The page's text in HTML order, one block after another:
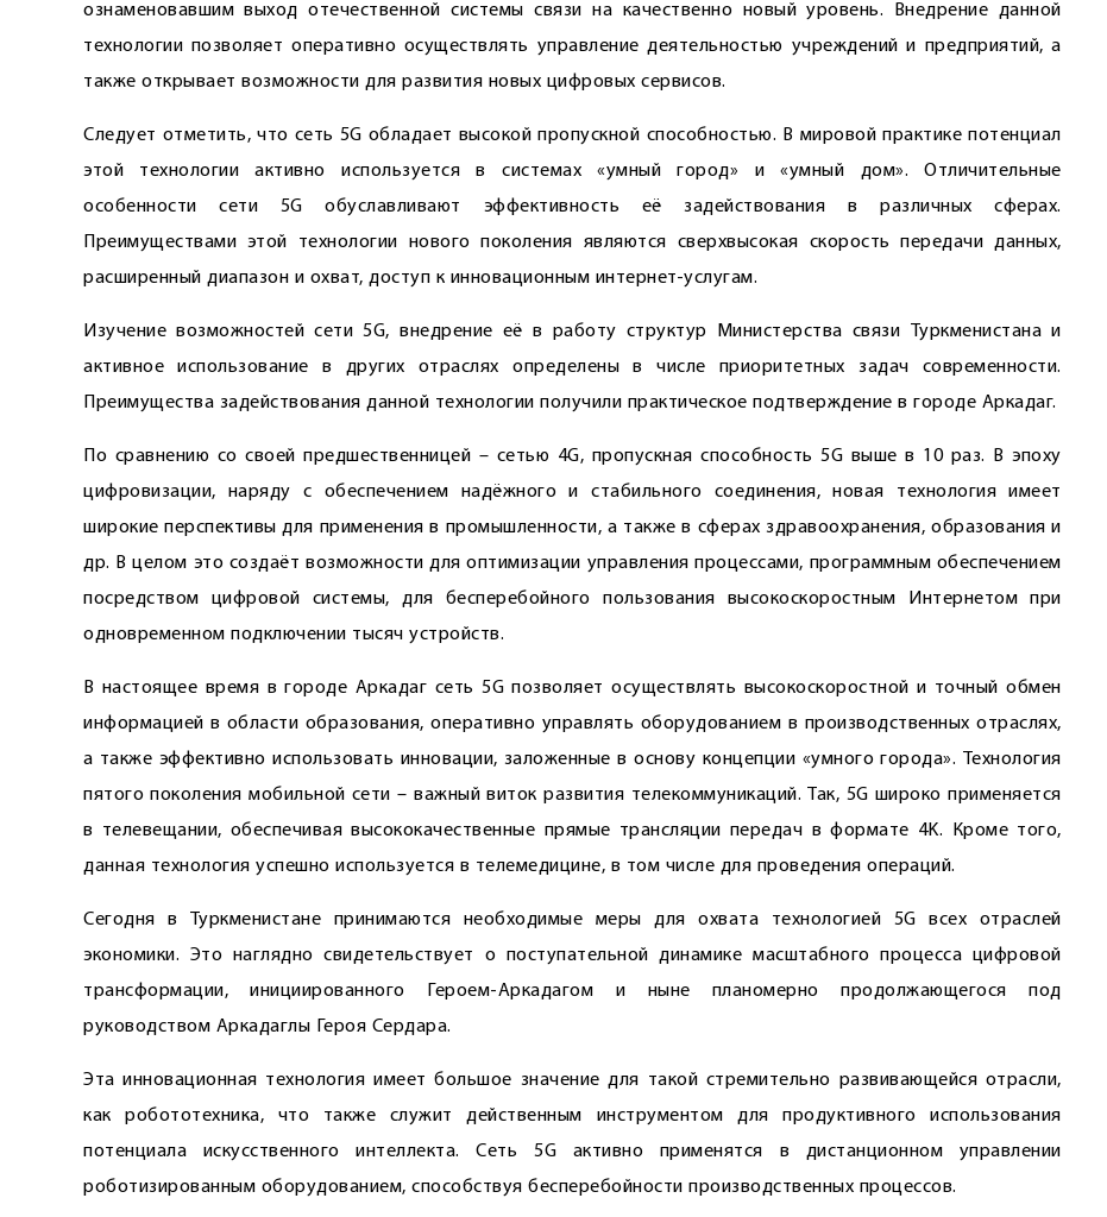
ознаменовавшим выход отечественной системы связи на качественно новый уровень. Внедрение данной
технологии позволяет оперативно осуществлять управление деятельностью учреждений и предприятий, а
также открывает возможности для развития новых цифровых сервисов.
Следует отметить, что сеть 5G обладает высокой пропускной способностью. В мировой практике потенциал
этой технологии активно используется в системах «умный город» и «умный дом». Отличительные
особенности сети 5G обуславливают эффективность её задействования в различных сферах.
Преимуществами этой технологии нового поколения являются сверхвысокая скорость передачи данных,
расширенный диапазон и охват, доступ к инновационным интернет-услугам.
Изучение возможностей сети 5G, внедрение её в работу структур Министерства связи Туркменистана и
активное использование в других отраслях определены в числе приоритетных задач современности.
Преимущества задействования данной технологии получили практическое подтверждение в городе Аркадаг.
По сравнению со своей предшественницей – сетью 4G, пропускная способность 5G выше в 10 раз. В эпоху
цифровизации, наряду с обеспечением надёжного и стабильного соединения, новая технология имеет
широкие перспективы для применения в промышленности, а также в сферах здравоохранения, образования и
др. В целом это создаёт возможности для оптимизации управления процессами, программным обес­печением
посредством цифровой системы, для бесперебойного пользования высокоскоростным Интернетом при
одновременном подключении тысяч устройств.
В настоящее время в городе Аркадаг сеть 5G позволяет осуществлять высокоскоростной и точный обмен
информацией в области образования, оперативно управлять оборудованием в производственных отраслях,
а также эффективно использовать инновации, заложенные в основу концепции «умного города». Технология
пятого поколения мобильной сети – важный виток развития телекоммуникаций. Так, 5G широко применяется
в телевещании, обеспечивая высококачественные прямые трансляции передач в формате 4K. Кроме того,
данная технология успешно используется в телемедицине, в том числе для проведения операций.
Сегодня в Туркменистане принимаются необходимые меры для охвата технологией 5G всех отраслей
экономики. Это наглядно свидетельствует о поступательной динамике масштабного процесса цифровой
трансформации, инициированного Героем-Аркадагом и ныне планомерно продолжающегося под
руководством Аркадаглы Героя Сердара.
Эта инновационная технология имеет большое значение для такой стремительно развивающейся отрасли,
как робототехника, что также служит действенным инструментом для продуктивного использования
потенциала искусственного интеллекта. Сеть 5G активно применятся в дистанционном управлении
роботизированным оборудованием, способствуя бесперебойности производственных процессов.